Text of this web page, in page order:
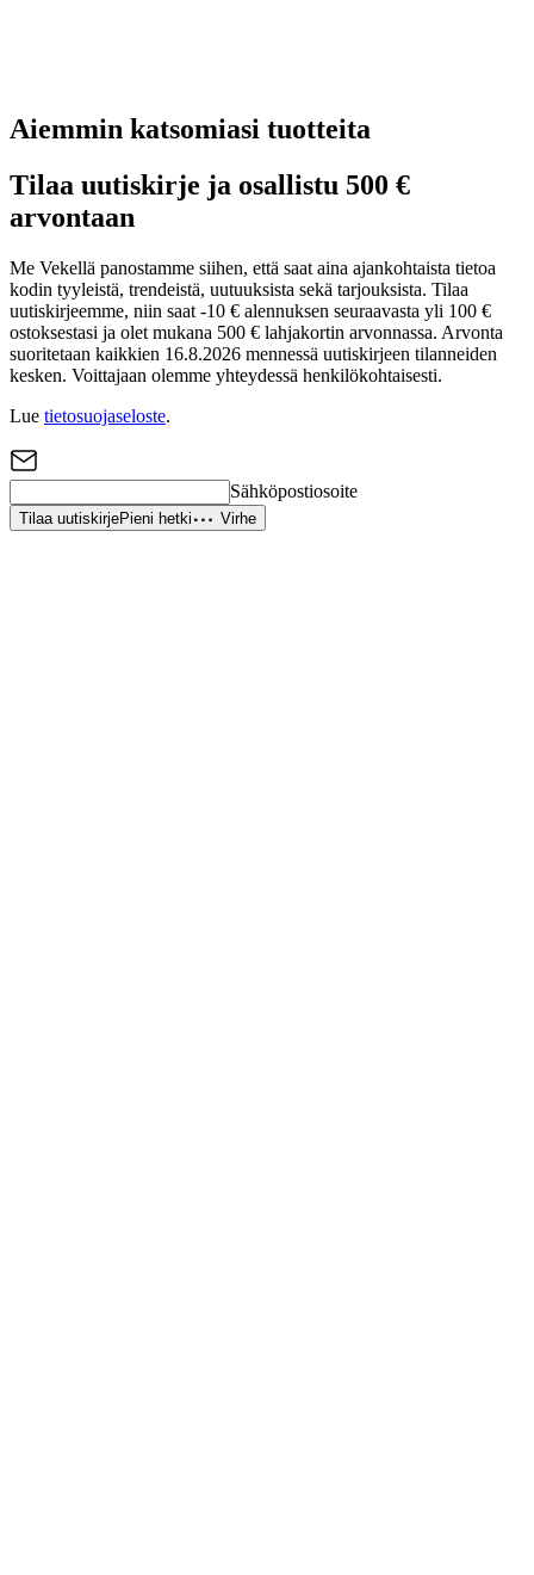
Aiemmin katsomiasi tuotteita
Tilaa uutiskirje ja osallistu 500 €
arvontaan
Me Vekellä panostamme siihen, että saat aina ajankohtaista tietoa
kodin tyyleistä, trendeistä, uutuuksista sekä tarjouksista. Tilaa
uutiskirjeemme, niin saat -10 € alennuksen seuraavasta yli 100 €
ostoksestasi ja olet mukana 500 € lahjakortin arvonnassa. Arvonta
suoritetaan kaikkien 16.8.2026 mennessä uutiskirjeen tilanneiden
kesken. Voittajaan olemme yhteydessä henkilökohtaisesti.
Lue tietosuojaseloste.
Sähköpostiosoite
Tilaa uutiskirjePieni hetki Virhe